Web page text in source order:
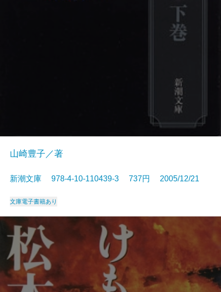
山崎豊子／著
新潮文庫 978-4-10-110439-3 737円 2005/12/21
文庫電子書籍あり